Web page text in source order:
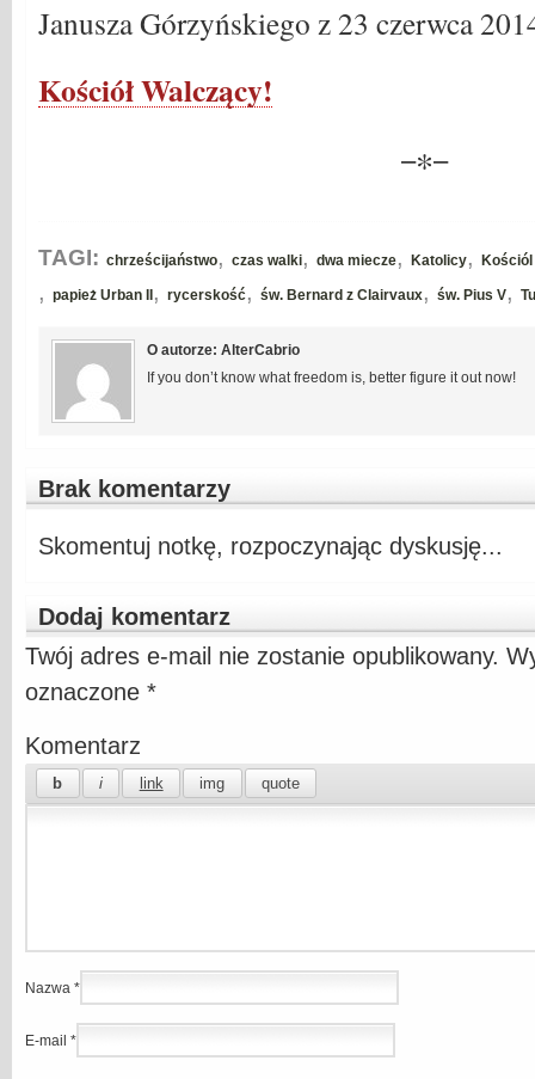
Janusza Górzyńskiego z 23 czerwca
Kościół Walczący!
−∗−
TAGI: chrześcijaństwo, czas walki, dwa miecze, Katolicy,
, papież Urban II , rycerskość, św. Bernard z Clairvaux, św. Pius V,
O autorze: AlterCabrio
If you don’t know what freedom is, better figure it out now!
Brak komentarzy
Skomentuj notkę, rozpoczynając dyskusję...
Dodaj komentarz
Twój adres e-mail nie zostanie opublikowany.
oznaczone *
Komentarz
Nazwa *
E-mail *